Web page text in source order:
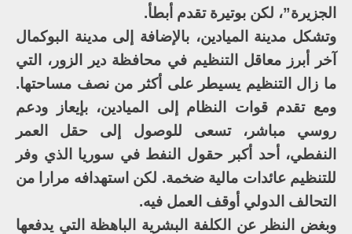
الجزيرة”، لكن بوتيرة تقدم أبطأ.
وتشكل مدينة الميادين، بالإضافة إلى مدينة البوكمال
آخر أبرز معاقل التنظيم في محافظة دير الزور، التي
ما زال التنظيم يسيطر على أكثر من نصف مساحتها.
ومع تقدم قوات النظام إلى الميادين، بإيعاز ودعم
روسي مباشر، تسعى للوصول إلى حقل العمر
النفطي، أحد أكبر حقول النفط في سوريا الذي وفر
للتنظيم عائدات مالية ضخمة. لكن استهدافه مرارا من
التحالف الدولي أوقف العمل فيه.
وبغض النظر عن الكلفة البشرية الباهظة التي يدفعها